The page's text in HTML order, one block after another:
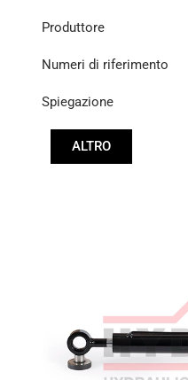
Produttore
Numeri di riferimento
Spiegazione
ALTRO